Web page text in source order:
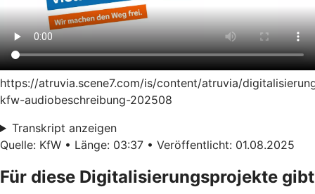
https://atruvia.scene7.com/is/content/atruvia/
kfw-audiobeschreibung-202508
Transkript anzeigen
Quelle: KfW • Länge: 03:37 • Veröffentlicht: 01.08.2025
Für diese Digitalisierungsprojekte gibt